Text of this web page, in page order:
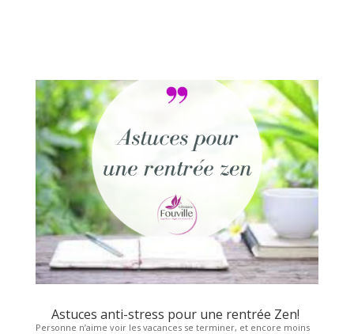
Astuces anti-stress pour une rentrée Zen!
Personne n’aime voir les vacances se terminer, et encore moins